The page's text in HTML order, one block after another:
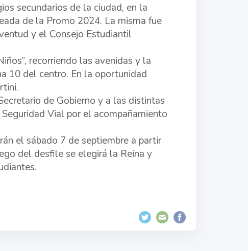
secundarios de la ciudad, en la
de la Promo 2024. La misma fue
y el Consejo Estudiantil
recorriendo las avenidas y la
10 del centro. En la oportunidad
de Gobierno y a las distintas
Vial por el acompañamiento
el sábado 7 de septiembre a partir
del desfile se elegirá la Reina y